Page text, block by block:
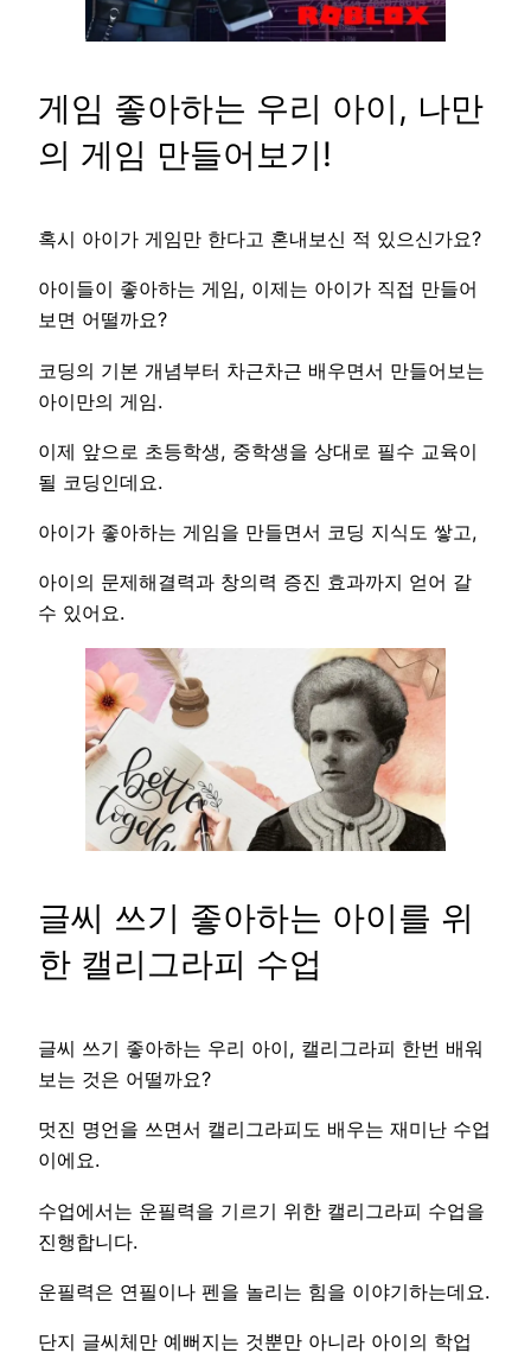
게임 좋아하는 우리 아이, 나만
의 게임 만들어보기!
혹시 아이가 게임만 한다고 혼내보신 적 있으신가요?
아이들이 좋아하는 게임, 이제는 아이가 직접 만들어
보면 어떨까요?
코딩의 기본 개념부터 차근차근 배우면서 만들어보는
아이만의 게임.
이제 앞으로 초등학생, 중학생을 상대로 필수 교육이
될 코딩인데요.
아이가 좋아하는 게임을 만들면서 코딩 지식도 쌓고,
아이의 문제해결력과 창의력 증진 효과까지 얻어 갈
수 있어요.
글씨 쓰기 좋아하는 아이를 위
한 캘리그라피 수업
글씨 쓰기 좋아하는 우리 아이, 캘리그라피 한번 배워
보는 것은 어떨까요?
멋진 명언을 쓰면서 캘리그라피도 배우는 재미난 수업
이에요.
수업에서는 운필력을 기르기 위한 캘리그라피 수업을
진행합니다.
운필력은 연필이나 펜을 놀리는 힘을 이야기하는데요.
단지 글씨체만 예뻐지는 것뿐만 아니라 아이의 학업